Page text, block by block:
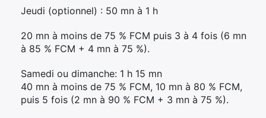
Jeudi (optionnel) : 50 mn à 1 h
20 mn à moins de 75 % FCM puis 3 à 4 fois (6 mn
à 85 % FCM + 4 mn à 75 %).
Samedi ou dimanche: 1 h 15 mn
40 mn à moins de 75 % FCM, 10 mn à 80 % FCM,
puis 5 fois (2 mn à 90 % FCM + 3 mn à 75 %).